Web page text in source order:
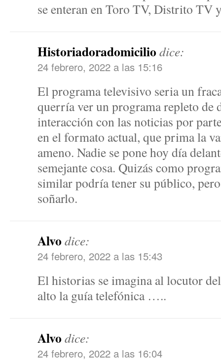
se enteran en Toro TV, Distrito
Historiadoradomiciliodice:
24 febrero, 2022 a las 15:16
El programa televisivo seria un
querría ver un programa repleto de
interacción con las noticias por
en el formato actual, que prima la
ameno. Nadie se pone hoy día
semejante cosa. Quizás como
similar podría tener su público,
soñarlo.
Alvodice:
24 febrero, 2022 a las 15:43
El historias se imagina al locutor
alto la guía telefónica …..
Alvodice:
24 febrero, 2022 a las 16:04